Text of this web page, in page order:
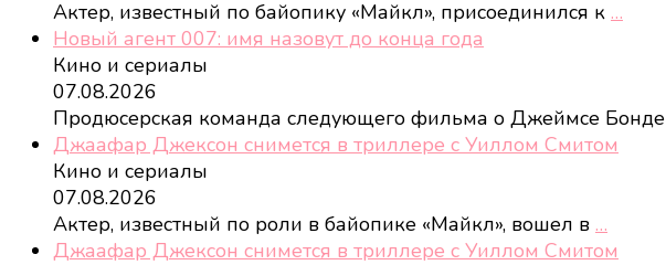
Актер, известный по байопику «Майкл», присоединился к …
Новый агент 007: имя назовут до конца года
Кино и сериалы
07.08.2026
Продюсерская команда следующего фильма о Джеймсе Бонде
Джаафар Джексон снимется в триллере с Уиллом Смитом
Кино и сериалы
07.08.2026
Актер, известный по роли в байопике «Майкл», вошел в …
Джаафар Джексон снимется в триллере с Уиллом Смитом